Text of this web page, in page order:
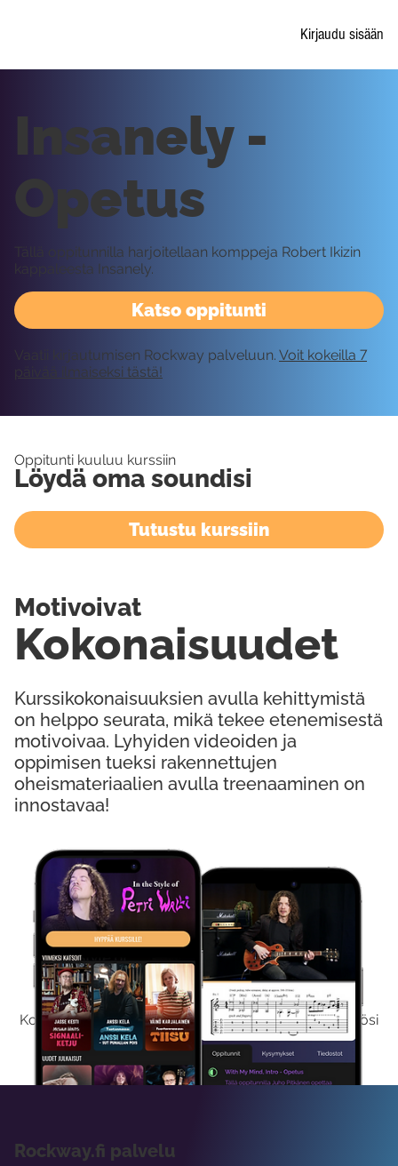
Kirjaudu sisään
Kokeile Ilmaiseksi
Kokeilemalla ilmaiseksi saat koko sisältömme käyttöösi
viikon ajaksi.
Katso oppitunti
Insanely -
Opetus
Tällä oppitunnilla harjoitellaan komppeja Robert Ikizin
kappaleesta Insanely.
Vaatii kirjautumisen Rockway palveluun. Voit kokeilla 7
päivää ilmaiseksi tästä!
Oppitunti kuuluu kurssiin
Löydä oma soundisi
Tutustu kurssiin
Kurssikokonaisuuksien avulla kehittymistä
on helppo seurata, mikä tekee etenemisestä
motivoivaa. Lyhyiden videoiden ja
oppimisen tueksi rakennettujen
oheismateriaalien avulla treenaaminen on
innostavaa!
Kokonaisuudet
Motivoivat
Rockway.fi palvelu